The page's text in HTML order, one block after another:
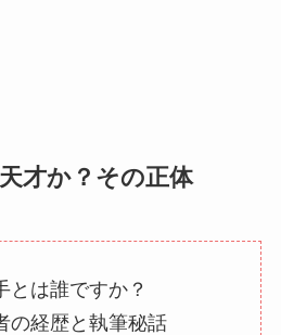
才か？その正体
とは誰ですか？
の経歴と執筆秘話